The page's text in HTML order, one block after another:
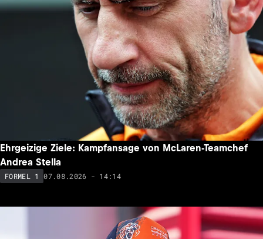
Ehrgeizige Ziele: Kampfansage von McLaren-Teamchef
Andrea Stella
FORMEL 1 07.08.2026 - 14:14